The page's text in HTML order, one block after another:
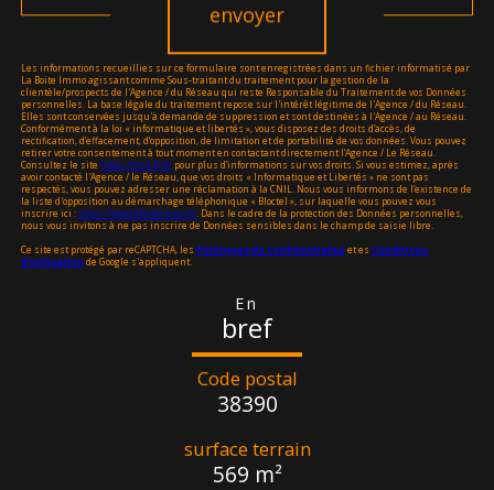
envoyer
Les informations recueillies sur ce formulaire sont enregistrées dans un fichier informatisé par
La Boite Immo agissant comme Sous-traitant du traitement pour la gestion de la
clientèle/prospects de l'Agence / du Réseau qui reste Responsable du Traitement de vos Données
personnelles. La base légale du traitement repose sur l'intérêt légitime de l'Agence / du Réseau.
Elles sont conservées jusqu'à demande de suppression et sont destinées à l'Agence / au Réseau.
Conformément à la loi « informatique et libertés », vous disposez des droits d’accès, de
rectification, d’effacement, d’opposition, de limitation et de portabilité de vos données. Vous pouvez
retirer votre consentement à tout moment en contactant directement l’Agence / Le Réseau.
Consultez le site https://cnil.fr/fr pour plus d’informations sur vos droits. Si vous estimez, après
avoir contacté l'Agence / le Réseau, que vos droits « Informatique et Libertés » ne sont pas
respectés, vous pouvez adresser une réclamation à la CNIL. Nous vous informons de l’existence de
la liste d'opposition au démarchage téléphonique « Bloctel », sur laquelle vous pouvez vous
inscrire ici : https://www.bloctel.gouv.fr . Dans le cadre de la protection des Données personnelles,
nous vous invitons à ne pas inscrire de Données sensibles dans le champ de saisie libre.
Ce site est protégé par reCAPTCHA, les Politiques de Confidentialité et es Conditions
d'utilisation de Google s'appliquent.
en
bref
Code postal
38390
surface terrain
569 m²